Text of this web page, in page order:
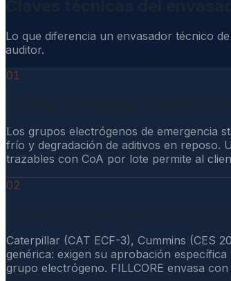
Lo que diferencia un envasador técnico
auditor.
01
Los grupos electrógenos de emergencia
frío y degradación de aditivos en reposo.
trazables con CoA por lote permite al
02
Caterpillar (CAT ECF-3), Cummins (CES
genérica: exigen su aprobación
grupo electrógeno. FILLCORE envasa